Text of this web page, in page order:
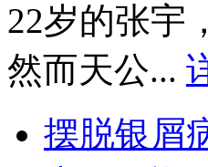
22岁的张宇
然而天公...
摆脱银屑